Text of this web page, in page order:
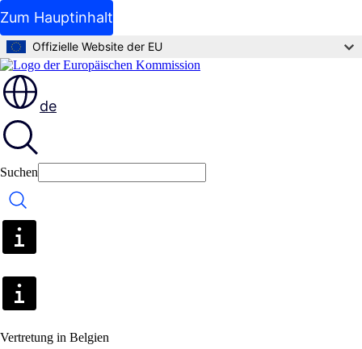
Zum Hauptinhalt
Offizielle Website der EU
de
Suchen
Suchen
Vertretung in Belgien